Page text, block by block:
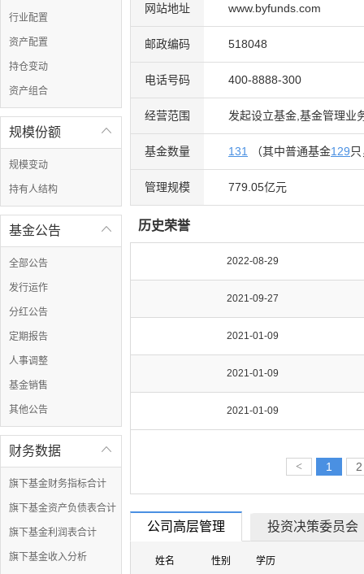
行业配置
资产配置
持仓变动
资产组合

规模份额
规模变动
持有人结构

基金公告
全部公告
发行运作
分红公告
定期报告
人事调整
基金销售
其他公告

财务数据
旗下基金财务指标合计
旗下基金资产负债表合计
旗下基金利润表合计
旗下基金收入分析
网站地址 www.byfunds.com
邮政编码 518048
电话号码 400-8888-300
经营范围 发起设立基金,基金管理业
基金数量 131 （其中普通基金129
管理规模 779.05亿元
历史荣誉
2022-08-29
2021-09-27
2021-01-09
2021-01-09
2021-01-09
< 1 2
公司高层管理 投资决策委员会
姓名 性别 学历